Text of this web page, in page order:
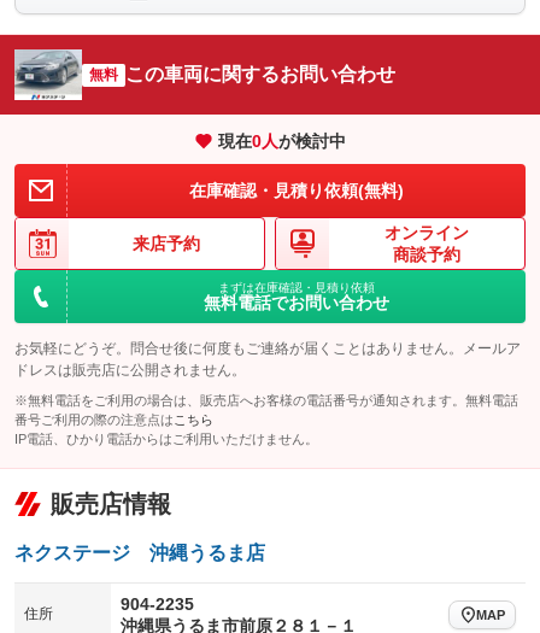
：装備なし ：装備なし
サイドカメラ
：装備なし ルーフレール
：装備なし
：装備なし
：装備なし
無料 この車両に関するお問い合わせ
現在0人が検討中
在庫確認・見積り依頼(無料)
来店予約
オンライン
商談予約
まずは在庫確認・見積り依頼
無料電話でお問い合わせ
お気軽にどうぞ。問合せ後に何度もご連絡が届くことはありません。メールア
ドレスは販売店に公開されません。
※無料電話をご利用の場合は、販売店へお客様の電話番号が通知されます。無料電話
番号ご利用の際の注意点は こちら
IP電話、ひかり電話からはご利用いただけません。
販売店情報
ネクステージ 沖縄うるま店
住所
904-2235
沖縄県うるま市前原２８１－１
MAP